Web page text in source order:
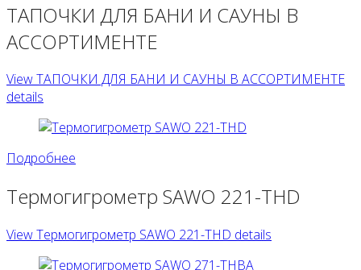
ТАПОЧКИ ДЛЯ БАНИ И САУНЫ В
АССОРТИМЕНТЕ
View ТАПОЧКИ ДЛЯ БАНИ И САУНЫ В АССОРТИМЕНТЕ
details
Подробнее
Термогигрометр SAWO 221-THD
View Термогигрометр SAWO 221-THD details